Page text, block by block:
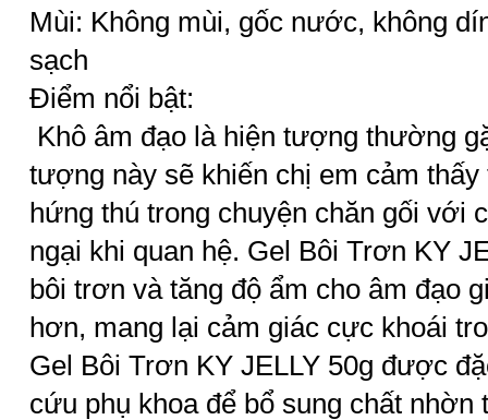
Mùi: Không mùi, gốc nước, không
sạch
Điểm nổi bật:
Khô âm đạo là hiện tượng thường
tượng này sẽ khiến chị em cảm
hứng thú trong chuyện chăn gối với
ngại khi quan hệ. Gel Bôi Trơn KY
bôi trơn và tăng độ ẩm cho âm đạo
hơn, mang lại cảm giác cực khoái
Gel Bôi Trơn KY JELLY 50g được
cứu phụ khoa để bổ sung chất